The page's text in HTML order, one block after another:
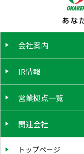
会社案内
IR情報
営業拠点一覧
関連会社
トップページ